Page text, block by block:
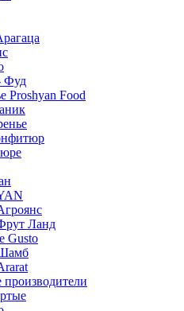
Фуд
Proshyan Food
Ланд
Gusto
производители